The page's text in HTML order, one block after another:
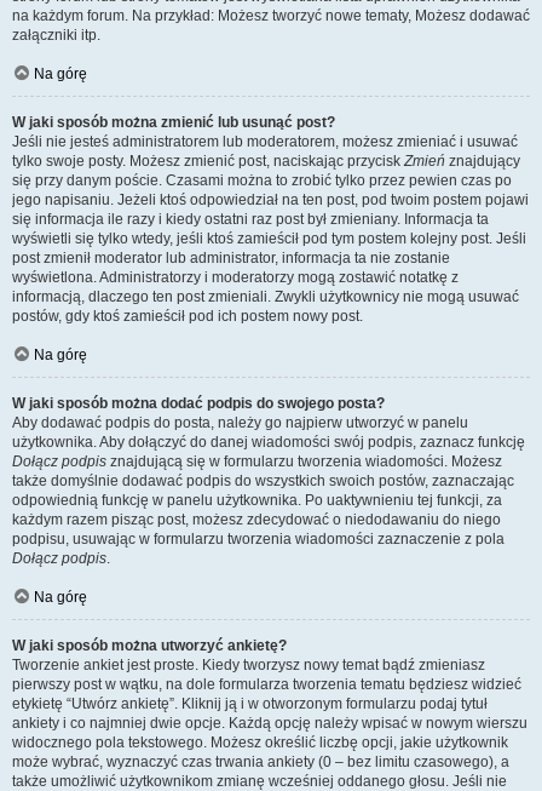
na każdym forum. Na przykład: Możesz tworzyć nowe tematy, Możesz dodawać
załączniki itp.
Na górę
W jaki sposób można zmienić lub usunąć post?
Jeśli nie jesteś administratorem lub moderatorem, możesz zmieniać i usuwać
tylko swoje posty. Możesz zmienić post, naciskając przyciskZmień znajdujący
się przy danym poście. Czasami można to zrobić tylko przez pewien czas po
jego napisaniu. Jeżeli ktoś odpowiedział na ten post, pod twoim postem pojawi
się informacja ile razy i kiedy ostatni raz post był zmieniany. Informacja ta
wyświetli się tylko wtedy, jeśli ktoś zamieścił pod tym postem kolejny post. Jeśli
post zmienił moderator lub administrator, informacja ta nie zostanie
wyświetlona. Administratorzy i moderatorzy mogą zostawić notatkę z
informacją, dlaczego ten post zmieniali. Zwykli użytkownicy nie mogą usuwać
postów, gdy ktoś zamieścił pod ich postem nowy post.
Na górę
W jaki sposób można dodać podpis do swojego posta?
Aby dodawać podpis do posta, należy go najpierw utworzyć w panelu
użytkownika. Aby dołączyć do danej wiadomości swój podpis, zaznacz funkcję
Dołącz podpis znajdującą się w formularzu tworzenia wiadomości. Możesz
także domyślnie dodawać podpis do wszystkich swoich postów, zaznaczając
odpowiednią funkcję w panelu użytkownika. Po uaktywnieniu tej funkcji, za
każdym razem pisząc post, możesz zdecydować o niedodawaniu do niego
podpisu, usuwając w formularzu tworzenia wiadomości zaznaczenie z pola
Dołącz podpis.
Na górę
W jaki sposób można utworzyć ankietę?
Tworzenie ankiet jest proste. Kiedy tworzysz nowy temat bądź zmieniasz
pierwszy post w wątku, na dole formularza tworzenia tematu będziesz widzieć
etykietę “Utwórz ankietę”. Kliknij ją i w otworzonym formularzu podaj tytuł
ankiety i co najmniej dwie opcje. Każdą opcję należy wpisać w nowym wierszu
widocznego pola tekstowego. Możesz określić liczbę opcji, jakie użytkownik
może wybrać, wyznaczyć czas trwania ankiety (0 – bez limitu czasowego), a
także umożliwić użytkownikom zmianę wcześniej oddanego głosu. Jeśli nie